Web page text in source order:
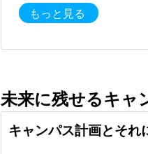
もっと見る
未来に残せるキャ
キャンパス計画とそれ